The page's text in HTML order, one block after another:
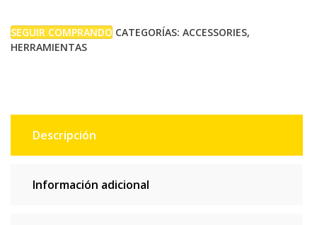
SEGUIR COMPRANDO CATEGORÍAS: ACCESSORIES,
HERRAMIENTAS
Descripción
Información adicional